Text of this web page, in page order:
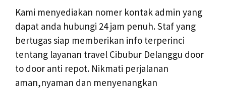
Kami menyediakan nomer kontak admin yang
dapat anda hubungi 24 jam penuh. Staf yang
bertugas siap memberikan info terperinci
tentang layanan travel Cibubur Delanggu door
to door anti repot. Nikmati perjalanan
aman,nyaman dan menyenangkan